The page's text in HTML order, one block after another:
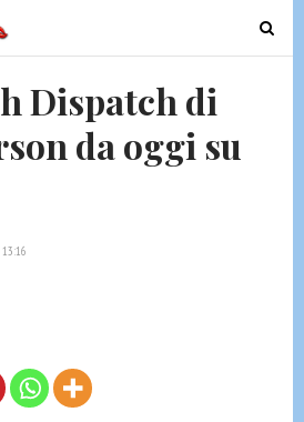
T
o
Dispatch di
da oggi su